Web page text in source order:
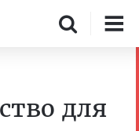
для